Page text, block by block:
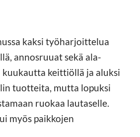
kaksi työharjoittelua
annosruuat sekä ala-
kuukautta keittiöllä ja aluksi
tuotteita, mutta lopuksi
ruokaa lautaselle.
myös paikkojen